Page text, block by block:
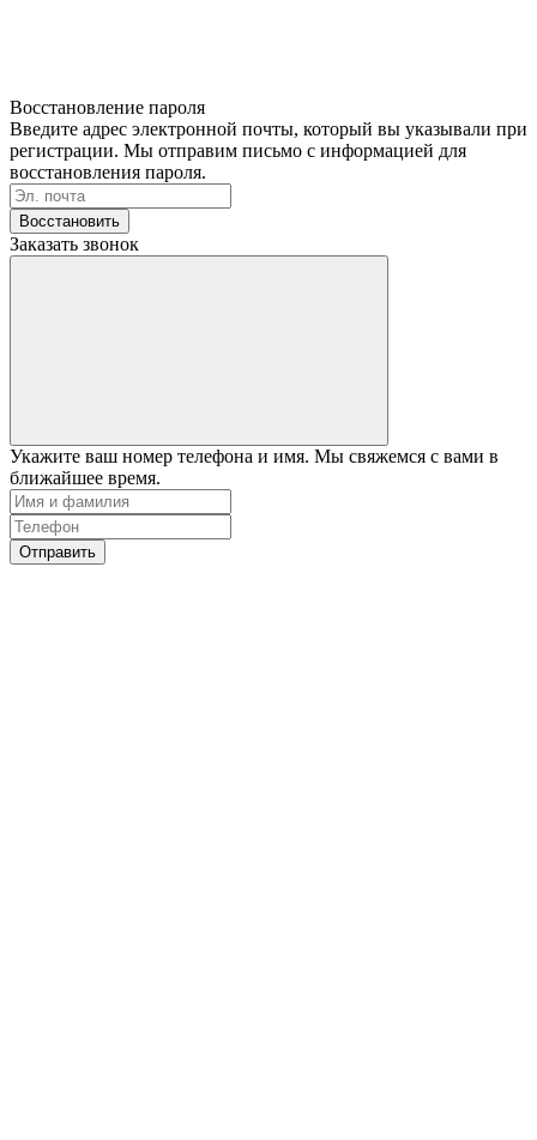
Восстановление пароля
Введите адрес электронной почты, который вы указывали при
регистрации. Мы отправим письмо с информацией для
восстановления пароля.
Восстановить
Заказать звонок
Укажите ваш номер телефона и имя. Мы свяжемся с вами в
ближайшее время.
Отправить